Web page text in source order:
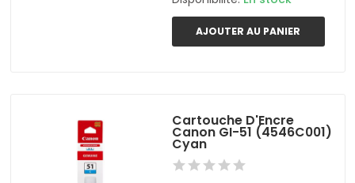
AJOUTER AU PANIER
Cartouche D'Encre
Canon GI-51 (4546C001)
Cyan